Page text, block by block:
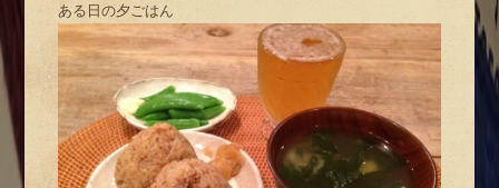
ある日の夕ごはん